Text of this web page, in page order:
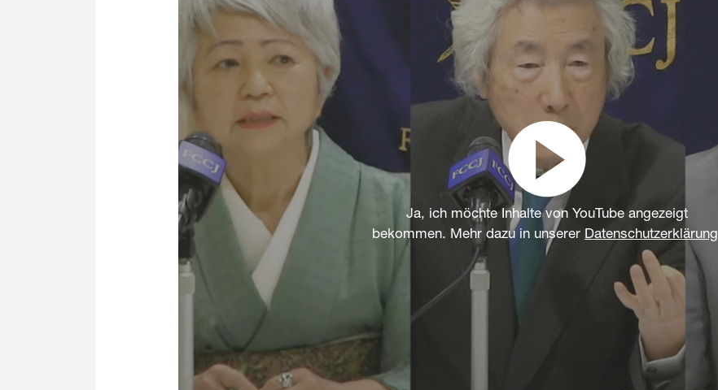
Ja, ich möchte Inhalte von YouTube angezeigt
bekommen. Mehr dazu in unserer Datenschutzerklärung